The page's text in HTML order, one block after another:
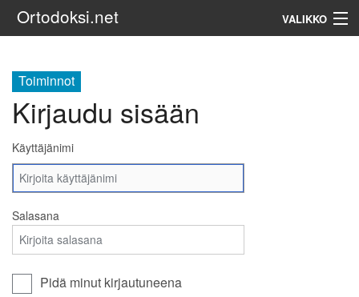
Ortodoksi.net VALIKKO
Toiminnot
Kirjaudu sisään
Käyttäjänimi
Salasana
Pidä minut kirjautuneena